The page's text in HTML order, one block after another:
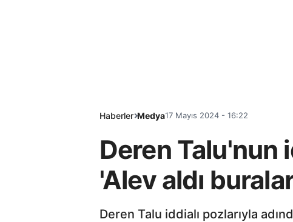
Haberler Medya17 Mayıs 2024 - 16:22
Deren Talu'nun
'Alev aldı
Deren Talu iddialı pozlarıyla